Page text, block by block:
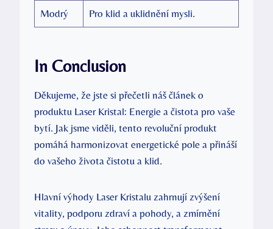
Modrý Pro klid a uklidnění mysli.
In Conclusion
Děkujeme, že jste si přečetli náš článek o
produktu Laser Kristal: Energie a čistota pro vaše
bytí. Jak jsme viděli, tento revoluční produkt
pomáhá harmonizovat energetické pole a přináší
do vašeho života čistotu a klid.
Hlavní výhody Laser Kristalu zahrnují zvýšení
vitality, podporu zdraví a pohody, a zmírnění